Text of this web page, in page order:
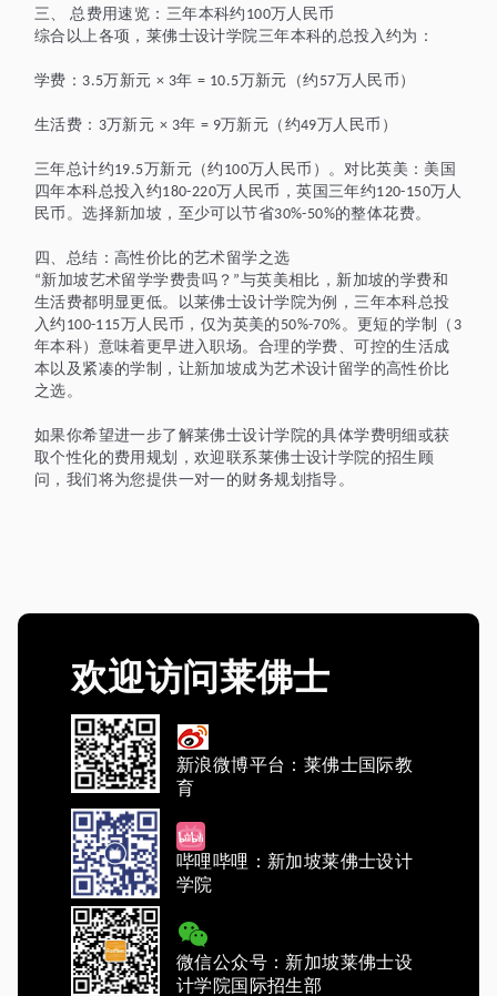
三、 总费用速览：三年本科约 100万人民币
综合以上各项，莱佛士设计学院三年本科的总投入约为：
学费： 3.5万新元× 3年= 10.5万新元（约 57万人民币）
生活费： 3万新元 × 3年 = 9万新元（约49万人民币）
三年总计约19.5万新元（约 100万人民币）。对比英美：美国
四年本科总投入约180-220万人民币，英国三年约120-150万人
民币。选择新加坡，至少可以节省30%-50%的整体花费。
四、总结：高性价比的艺术留学之选
“新加坡艺术留学学费贵吗？ ”与英美相比，新加坡的学费和
生活费都明显更低。以莱佛士设计学院为例，三年本科总投
入约 100-115万人民币，仅为英美的 50%-70% 。更短的学制（ 3
年本科）意味着更早进入职场。合理的学费、可控的生活成
本以及紧凑的学制，让新加坡成为艺术设计留学的高性价比
之选。
如果你希望进一步了解莱佛士设计学院的具体学费明细或获
取个性化的费用规划，欢迎联系莱佛士设计学院的招生顾
问，我们将为您提供一对一的财务规划指导。
欢迎访问莱佛士
新浪微博平台：莱佛士国际教
育
哔哩哔哩：新加坡莱佛士设计
学院
微信公众号：新加坡莱佛士设
计学院国际招生部